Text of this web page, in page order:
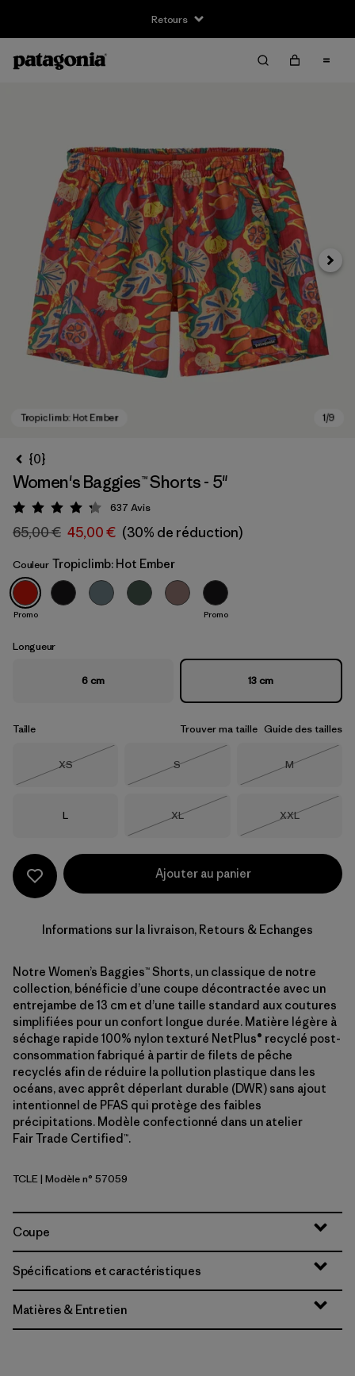
Retours
Tropiclimb: Hot Ember
{0}
Women's Baggies™ Shorts - 5"
Évaluation: 4.3 / 5
637 Avis
65,00 € 45,00 € (30% de réduction)
Couleur Tropiclimb: Hot Ember
Promo Promo
Longueur
6 cm 13 cm
Taille Trouver ma taille Guide des tailles
Taille
XS
Taille
S
Taille
M
Taille
L Taille
XL
Taille
XXL
Ajouter au panier
Informations sur la livraison, Retours & Echanges
Notre Women’s Baggies™ Shorts, un classique de notre
collection, bénéficie d’une coupe décontractée avec un
entrejambe de 13 cm et d’une taille standard aux coutures
simplifiées pour un confort longue durée. Matière légère à
séchage rapide 100% nylon texturé NetPlus® recyclé post-
consommation fabriqué à partir de filets de pêche
recyclés afin de réduire la pollution plastique dans les
océans, avec apprêt déperlant durable (DWR) sans ajout
intentionnel de PFAS qui protège des faibles
précipitations. Modèle confectionné dans un atelier
Fair Trade Certified™.
Tropiclimb: Hot Ember
TCLE| Modèle n° 57059
Coupe
Spécifications et caractéristiques
Matières & Entretien